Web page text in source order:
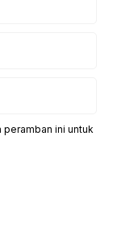
peramban ini untuk